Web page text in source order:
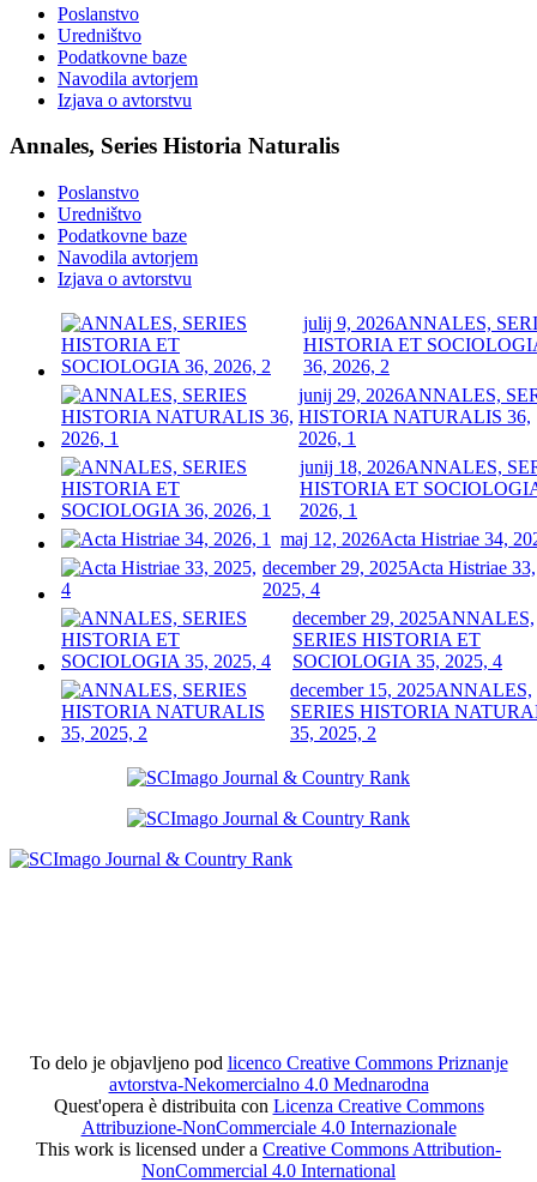
Poslanstvo
Uredništvo
Podatkovne baze
Navodila avtorjem
Izjava o avtorstvu
Annales, Series Historia Naturalis
Poslanstvo
Uredništvo
Podatkovne baze
Navodila avtorjem
Izjava o avtorstvu
julij 9, 2026ANNALES,
HISTORIA ET
36, 2026, 2
junij 29, 2026ANNALES,
HISTORIA NATURALIS 36,
2026, 1
junij 18, 2026ANNALES,
HISTORIA ET
2026, 1
maj 12, 2026Acta Histriae 34,
december 29, 2025Acta Histriae 33,
2025, 4
december 29, 2025ANNALES,
SERIES HISTORIA ET
SOCIOLOGIA 35, 2025, 4
december 15, 2025ANNALES,
SERIES HISTORIA
35, 2025, 2
To delo je objavljeno pod licenco Creative Commons Priznanje
avtorstva-Nekomercialno 4.0 Mednarodna
Quest'opera è distribuita con Licenza Creative Commons
Attribuzione-NonCommerciale 4.0 Internazionale
This work is licensed under a Creative Commons Attribution-
NonCommercial 4.0 International